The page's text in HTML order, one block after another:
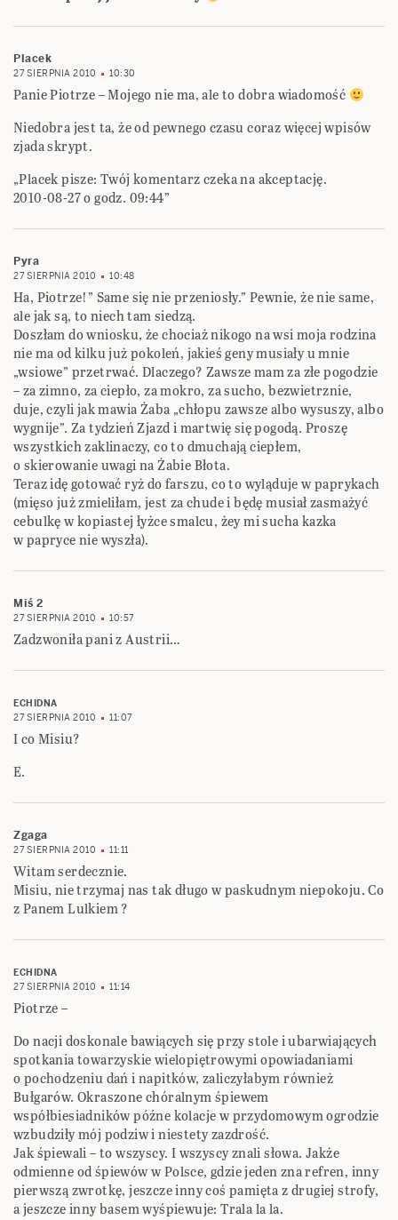
Placek
27 SIERPNIA 2010 10:30
Panie Piotrze – Mojego nie ma, ale to dobra wiadomość
Niedobra jest ta, że od pewnego czasu coraz więcej wpisów
zjada skrypt.
„Placek pisze: Twój komentarz czeka na akceptację.
2010-08-27 o godz. 09:44”
Pyra
27 SIERPNIA 2010 10:48
Ha, Piotrze!” Same się nie przeniosły.” Pewnie, że nie same,
ale jak są, to niech tam siedzą.
Doszłam do wniosku, że chociaż nikogo na wsi moja rodzina
nie ma od kilku już pokoleń, jakieś geny musiały u mnie
„wsiowe” przetrwać. Dlaczego? Zawsze mam za złe pogodzie
– za zimno, za ciepło, za mokro, za sucho, bezwietrznie,
duje, czyli jak mawia Żaba „chłopu zawsze albo wysuszy, albo
wygnije”. Za tydzień Zjazd i martwię się pogodą. Proszę
wszystkich zaklinaczy, co to dmuchają ciepłem,
o skierowanie uwagi na Żabie Błota.
Teraz idę gotować ryż do farszu, co to wyląduje w paprykach
(mięso już zmieliłam, jest za chude i będę musiał zasmażyć
cebulkę w kopiastej łyżce smalcu, żey mi sucha kazka
w papryce nie wyszła).
Miś 2
27 SIERPNIA 2010 10:57
Zadzwoniła pani z Austrii…
ECHIDNA
27 SIERPNIA 2010
11:07
I co Misiu?
E.
Zgaga
27 SIERPNIA 2010 11:11
Witam serdecznie.
Misiu, nie trzymaj nas tak długo w paskudnym niepokoju. Co
z Panem Lulkiem ?
ECHIDNA
27 SIERPNIA 2010
11:14
Piotrze –
Do nacji doskonale bawiących się przy stole i ubarwiających
spotkania towarzyskie wielopiętrowymi opowiadaniami
o pochodzeniu dań i napitków, zaliczyłabym również
Bułgarów. Okraszone chóralnym śpiewem
współbiesiadników późne kolacje w przydomowym ogrodzie
wzbudziły mój podziw i niestety zazdrość.
Jak śpiewali – to wszyscy. I wszyscy znali słowa. Jakże
odmienne od śpiewów w Polsce, gdzie jeden zna refren, inny
pierwszą zwrotkę, jeszcze inny coś pamięta z drugiej strofy,
a jeszcze inny basem wyśpiewuje: Trala la la.